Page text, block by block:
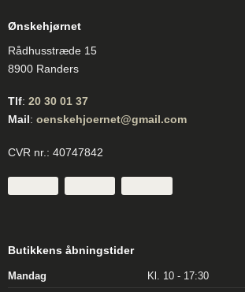
Ønskehjørnet
Rådhusstræde 15
8900 Randers
Tlf: 20 30 01 37
Mail: oenskehjoernet@gmail.com
CVR nr.: 40747842
Butikkens åbningstider
Mandag
Kl. 10 - 17:30